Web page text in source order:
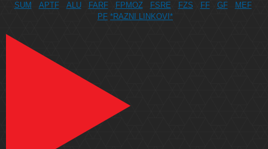
SUM APTF ALU FARF FPMOZ FSRE FZS FF GF
MEF
PF *RAZNI LINKOVI*